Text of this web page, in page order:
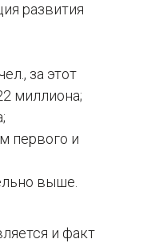
развития
за этот
миллиона;
первого и
выше.
и факт